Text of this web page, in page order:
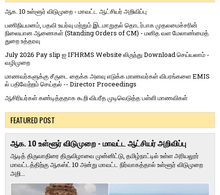
ஆக. 10 உள்ளூர் விடுமுறை - மாவட்ட ஆட்சியர் அறிவிப்பு
பணிநியமனம், பதவி உயர்வு மற்றும் இடமாறுதல் தொடர்பாக முதலமைச்சரின்
நிலையான ஆணைகள் (Standing Orders of CM) - மனித வள மேலாண்மைத்
துறை உத்தரவு
July 2026 Pay slip ஐ IFHRMS Website லிருந்து Download செய்யலாம் -
வழிமுறை
மாணவர்களுக்கு சீருடை தைக்க அளவு எடுக்க மாணவர்கள் விபரங்களை EMIS
ல் பதிவேற்றம் செய்தல் -- Director Proceedings
ஆசிரியர்கள் கண்டித்ததாக கூறி விபரீத முடிவெடுத்த பள்ளி மாணவிகள்
FEATURED POST
ஆக. 10 உள்ளூர் விடுமுறை - மாவட்ட ஆட்சியர் அறிவிப்பு
ஆடித் திருவாதிரை திருவிழாவை முன்னிட்டு, தமிழ்நாட்டில் உள்ள அரியலூர்
மாவட்டத்திற்கு ஆகஸ்ட் 10 அன்று மாவட்ட நிர்வாகத்தால் உள்ளூர் விடுமுறை
அறி...